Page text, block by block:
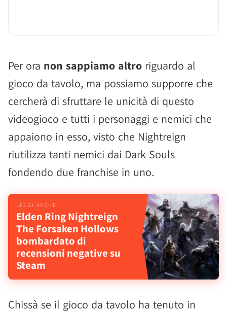
Per ora non sappiamo altro riguardo al
gioco da tavolo, ma possiamo supporre che
cercherà di sfruttare le unicità di questo
videogioco e tutti i personaggi e nemici che
appaiono in esso, visto che Nightreign
riutilizza tanti nemici dai Dark Souls
fondendo due franchise in uno.
Elden Ring Nightreign
The Forsaken Hollows
bombardato di
recensioni negative su
Steam
Chissà se il gioco da tavolo ha tenuto in